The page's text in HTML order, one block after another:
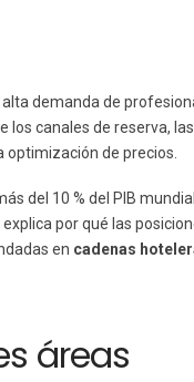
demanda de
los canales de reserva,
optimización de precios.
del 10 % del PIB
por qué las
en cadenas
áreas